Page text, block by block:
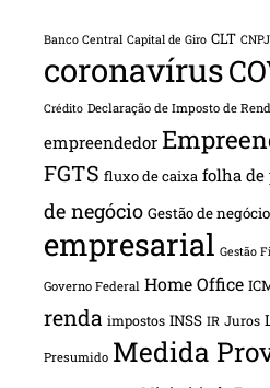
Banco Central Capital de Giro CLT CNPJ
coronavírus
Crédito Declaração de Imposto de
empreendedor
FGTS fluxo de caixa folha de
de negócio Gestão de
empresarial Gestão
Governo Federal Home Office
renda impostos INSS IR Juros
Presumido Medida